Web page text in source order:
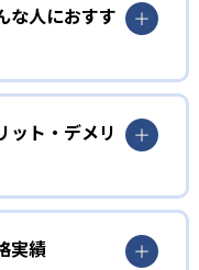
段階に合わせて「1・
1～2年」「小学3～
細かくクラスを設
た教材と指導で学び
バランス良く習得す
音やイントネーショ
験対策にも強い英語
な人におすす
つけたい児童
トし、子どもの発
く英語への興味を育
ット・デメリ
る?
編成で、子どもの発
実績